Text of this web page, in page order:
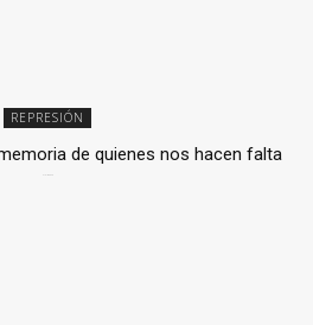
REPRESIÓN
de quienes nos hacen falta